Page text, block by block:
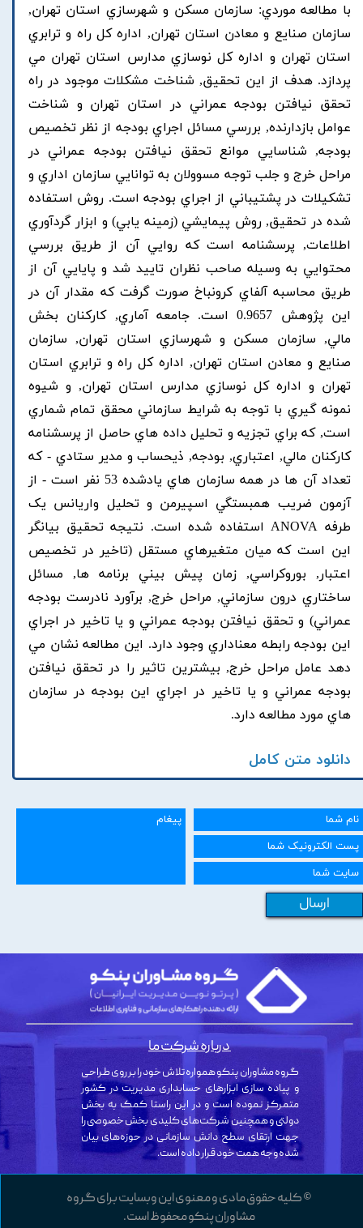
با مطالعه موردي: سازمان مسکن و شهرسازي استان تهران,
سازمان صنايع و معادن استان تهران, اداره کل راه و ترابري
استان تهران و اداره کل نوسازي مدارس استان تهران مي
پردازد. هدف از اين تحقيق, شناخت مشکلات موجود در راه
تحقق نيافتن بودجه عمراني در استان تهران و شناخت
عوامل بازدارنده, بررسي مسائل اجراي بودجه از نظر تخصيص
بودجه, شناسايي موانع تحقق نيافتن بودجه عمراني در
مراحل خرج و جلب توجه مسوولان به توانايي سازمان اداري و
تشکيلات در پشتيباني از اجراي بودجه است. روش استفاده
شده در تحقيق, روش پيمايشي (زمينه يابي) و ابزار گردآوري
اطلاعات, پرسشنامه است که روايي آن از طريق بررسي
محتوايي به وسيله صاحب نظران تاييد شد و پايايي آن از
طريق محاسبه آلفاي کرونباخ صورت گرفت که مقدار آن در
اين پژوهش 0.9657 است. جامعه آماري, کارکنان بخش
مالي, سازمان مسکن و شهرسازي استان تهران, سازمان
صنايع و معادن استان تهران, اداره کل راه و ترابري استان
تهران و اداره کل نوسازي مدارس استان تهران, و شيوه
نمونه گيري با توجه به شرايط سازماني محقق تمام شماري
است, که براي تجزيه و تحليل داده هاي حاصل از پرسشنامه
کارکنان مالي, اعتباري, بودجه, ذيحساب و مدير ستادي - که
تعداد آن ها در همه سازمان هاي يادشده 53 نفر است - از
آزمون ضريب همبستگي اسپيرمن و تحليل واريانس يک
طرفه ANOVA استفاده شده است. نتيجه تحقيق بيانگر
اين است که ميان متغيرهاي مستقل (تاخير در تخصيص
اعتبار, بوروکراسي, زمان پيش بيني برنامه ها, مسائل
ساختاري درون سازماني, مراحل خرج, برآورد نادرست بودجه
عمراني) و تحقق نيافتن بودجه عمراني و يا تاخير در اجراي
اين بودجه رابطه معناداري وجود دارد. اين مطالعه نشان مي
دهد عامل مراحل خرج, بيشترين تاثير را در تحقق نيافتن
بودجه عمراني و يا تاخير در اجراي اين بودجه در سازمان
هاي مورد مطالعه دارد.
دانلود متن کامل
ارسال
© کلیه حقوق مادی و معنوی این وبسایت برای گروه
مشاوران پنکو محفوظ است.
گروه مشاوران پنکو همواره تلاش خود را بر روی طراحی
و پیاده سازی ابزارهای حسابداری مدیریت در کشور
متمرکز نموده است و در این راستا کمک به بخش
دولتی و همچنین شرکت‌های کلیدی بخش خصوصی را
جهت ارتقای سطح دانش سازمانی در حوزه‌های بیان
شده وجه همت خود قرار داده است.
درباره شرکت ما